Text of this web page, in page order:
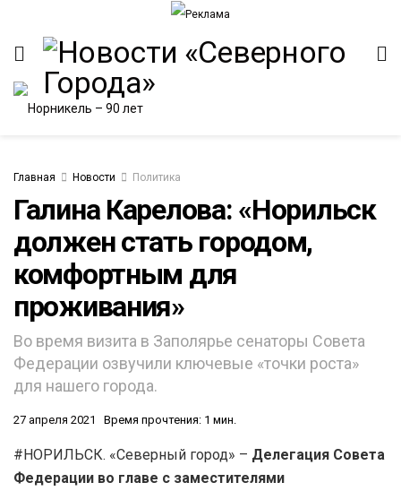
Главная Новости Политика
Галина Карелова: «Норильск
должен стать городом,
комфортным для
проживания»
Во время визита в Заполярье сенаторы Совета
Федерации озвучили ключевые «точки роста»
для нашего города.
27 апреля 2021 Время прочтения: 1 мин.
#НОРИЛЬСК. «Северный город» – Делегация Совета
Федерации во главе с заместителями